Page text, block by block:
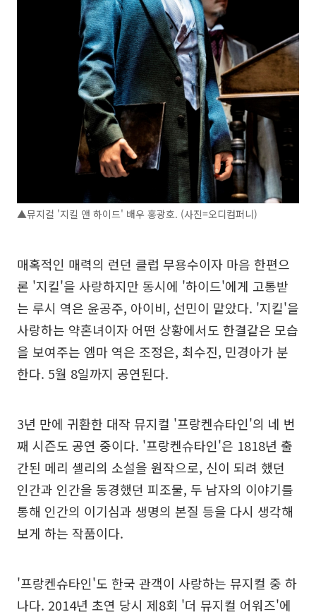
▲뮤지컬 '지킬 앤 하이드' 배우 홍광호. (사진=오디컴퍼니)
매혹적인 매력의 런던 클럽 무용수이자 마음 한편으
론 '지킬'을 사랑하지만 동시에 '하이드'에게 고통받
는 루시 역은 윤공주, 아이비, 선민이 맡았다. '지킬'을
사랑하는 약혼녀이자 어떤 상황에서도 한결같은 모습
을 보여주는 엠마 역은 조정은, 최수진, 민경아가 분
한다. 5월 8일까지 공연된다.
3년 만에 귀환한 대작 뮤지컬 '프랑켄슈타인'의 네 번
째 시즌도 공연 중이다. '프랑켄슈타인'은 1818년 출
간된 메리 셸리의 소설을 원작으로, 신이 되려 했던
인간과 인간을 동경했던 피조물, 두 남자의 이야기를
통해 인간의 이기심과 생명의 본질 등을 다시 생각해
보게 하는 작품이다.
'프랑켄슈타인'도 한국 관객이 사랑하는 뮤지컬 중 하
나다. 2014년 초연 당시 제8회 '더 뮤지컬 어워즈'에